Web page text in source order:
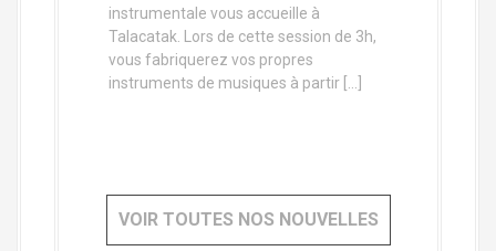
instrumentale vous accueille à
Talacatak. Lors de cette session de 3h,
vous fabriquerez vos propres
instruments de musiques à partir […]
VOIR TOUTES NOS NOUVELLES